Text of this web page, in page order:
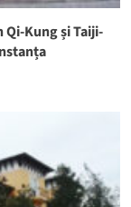
Kung și Taiji-